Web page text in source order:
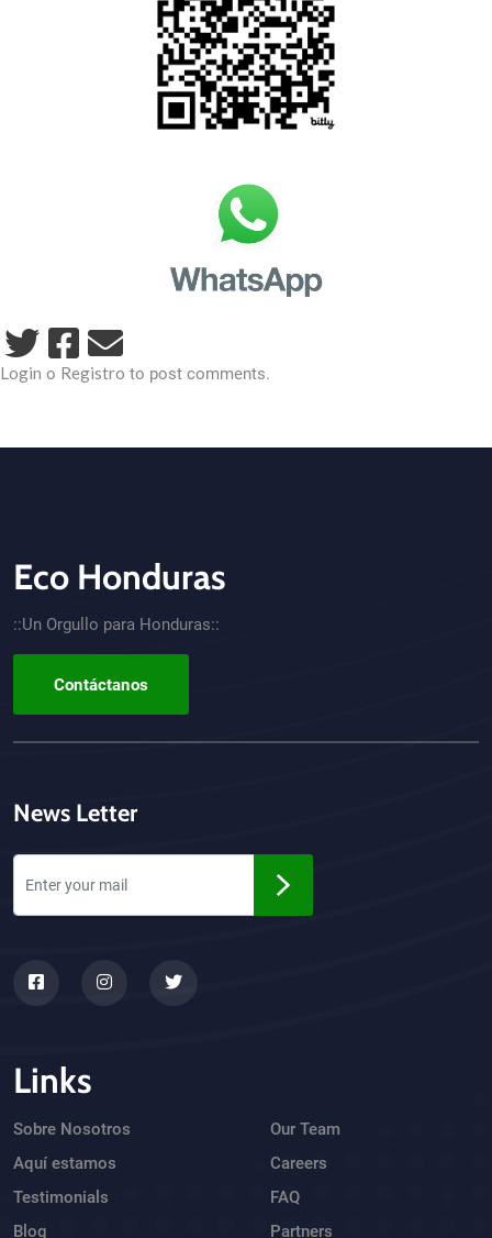
Login o Registro to post comments.
CTA - Footer
Eco Honduras
::Un Orgullo para Honduras::
Contáctanos
News Letter
Links
Sobre Nosotros
Aquí estamos
Testimonials
Blog
Our Team
Careers
FAQ
Partners